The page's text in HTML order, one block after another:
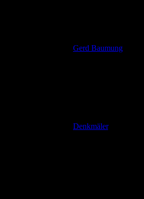
Gerd Baumung
Denkmäler,